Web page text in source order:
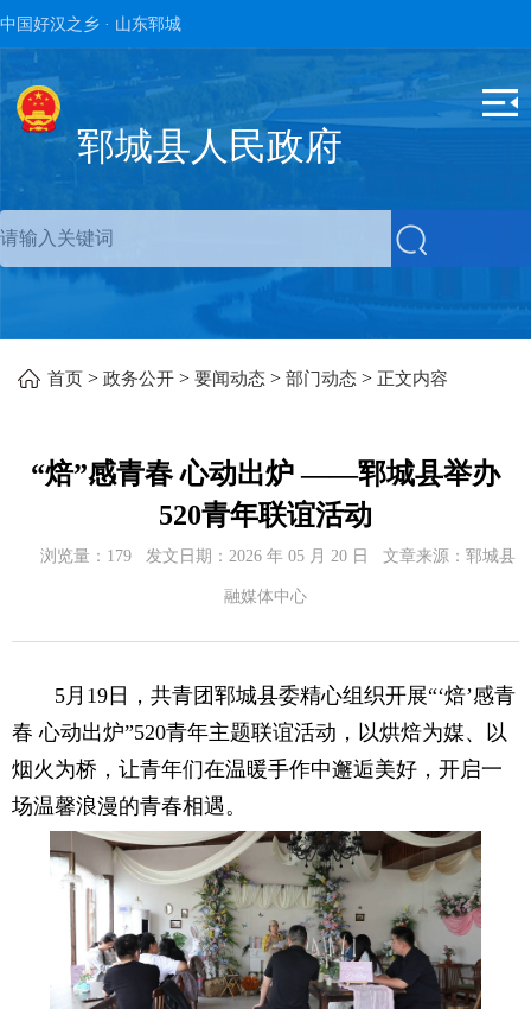
中国好汉之乡 · 山东郓城
郓城县人民政府
首页 > 政务公开 > 要闻动态 > 部门动态 > 正文内容
“焙”感青春 心动出炉 ——郓城县举办
520青年联谊活动
浏览量： 179 发文日期： 2026 年 05 月 20 日 文章来源： 郓城县
融媒体中心
5月19日，共青团郓城县委精心组织开展“‘焙’感青
春 心动出炉”520青年主题联谊活动，以烘焙为媒、以
烟火为桥，让青年们在温暖手作中邂逅美好，开启一
场温馨浪漫的青春相遇。